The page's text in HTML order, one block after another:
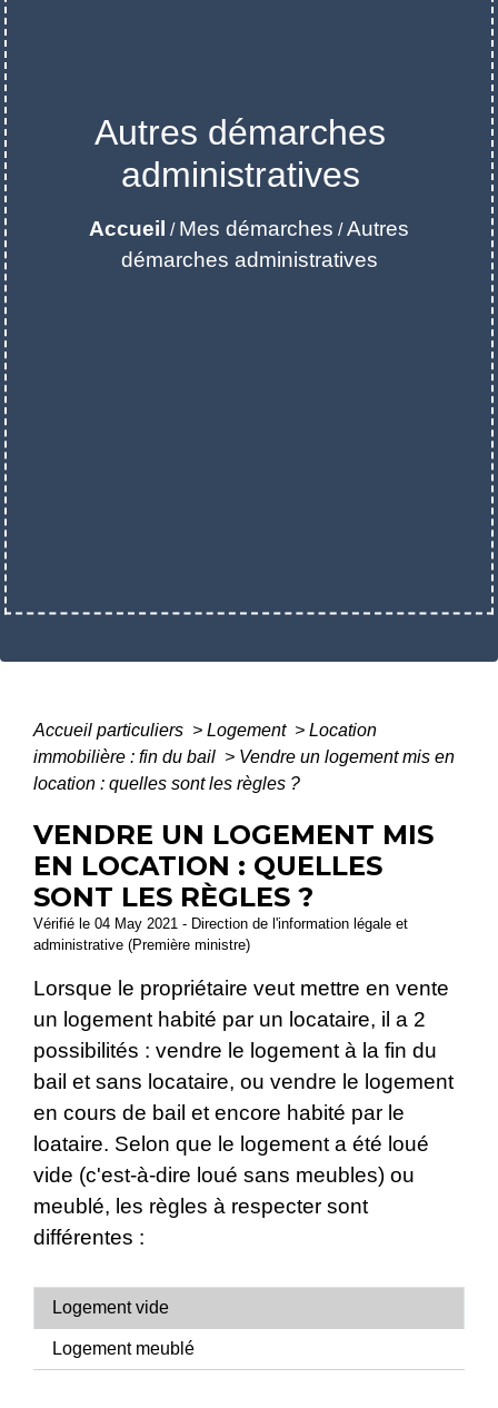
Autres démarches
administratives
Accueil / Mes démarches /Autres
démarches administratives
Accueil particuliers > Logement > Location
immobilière : fin du bail > Vendre un logement mis en
location : quelles sont les règles ?
VENDRE UN LOGEMENT MIS
EN LOCATION : QUELLES
SONT LES RÈGLES ?
Vérifié le 04 May 2021 - Direction de l'information légale et
administrative (Première ministre)
Lorsque le propriétaire veut mettre en vente
un logement habité par un locataire, il a 2
possibilités : vendre le logement à la fin du
bail et sans locataire, ou vendre le logement
en cours de bail et encore habité par le
loataire. Selon que le logement a été loué
vide (c'est-à-dire loué sans meubles) ou
meublé, les règles à respecter sont
différentes :
Logement vide
Logement meublé